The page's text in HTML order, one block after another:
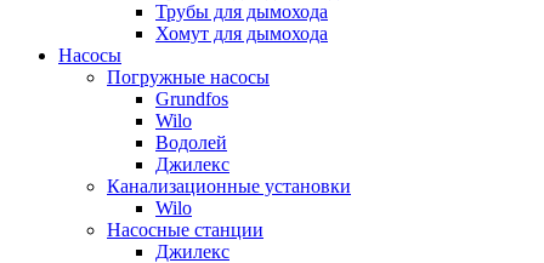
Трубы для дымохода
Хомут для дымохода
Насосы
Погружные насосы
Grundfos
Wilo
Водолей
Джилекс
Канализационные установки
Wilo
Насосные станции
Джилекс